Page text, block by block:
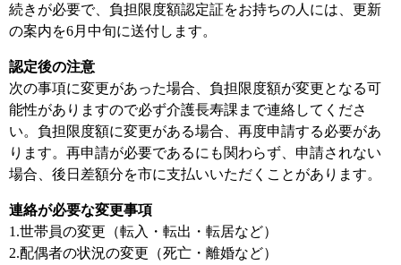
続きが必要で、負担限度額認定証をお持ちの人には、更新
の案内を6月中旬に送付します。
認定後の注意
次の事項に変更があった場合、負担限度額が変更となる可
能性がありますので必ず介護長寿課まで連絡してくださ
い。負担限度額に変更がある場合、再度申請する必要があ
ります。再申請が必要であるにも関わらず、申請されない
場合、後日差額分を市に支払いいただくことがあります。
連絡が必要な変更事項
1.世帯員の変更（転入・転出・転居など）
2.配偶者の状況の変更（死亡・離婚など）